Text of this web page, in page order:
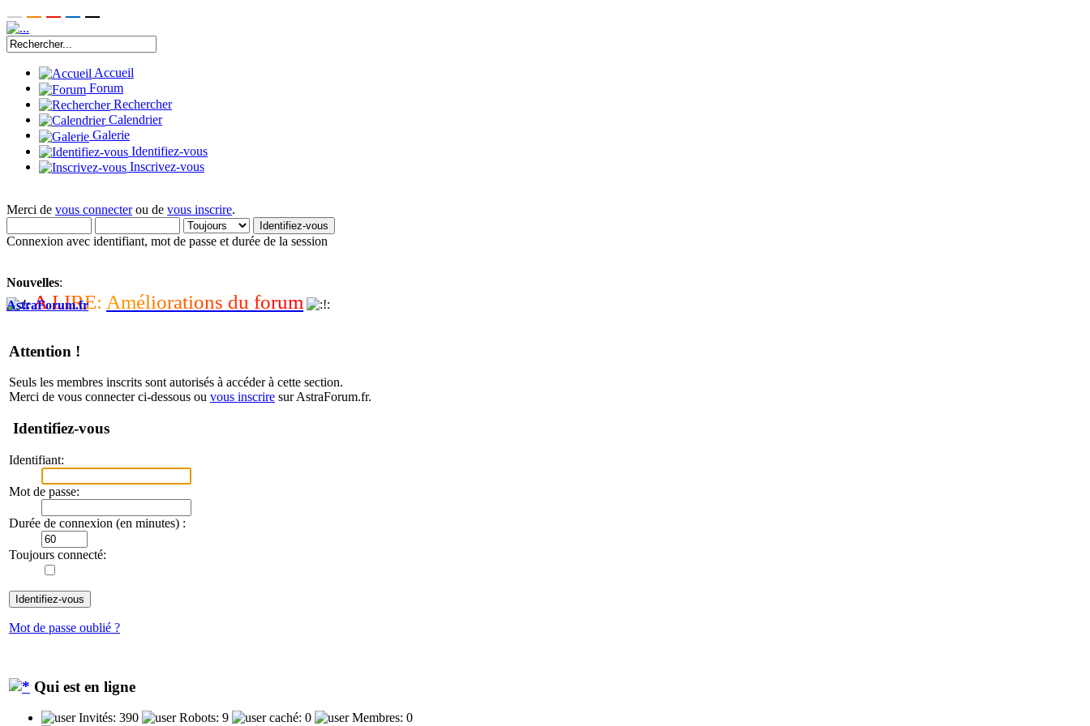
Accueil
Forum
Rechercher
Calendrier
Galerie
Identifiez-vous
Inscrivez-vous
Merci de vous connecterou de vous inscrire.
Connexion avec identifiant, mot de passe et durée de la session
Nouvelles:
A LIRE: Améliorations du forum
AstraForum.fr
Attention !
Seuls les membres inscrits sont autorisés à accéder à cette section.
Merci de vous connecter ci-dessous ou vous inscrire sur AstraForum.fr.
Identifiez-vous
Identifiant:
Mot de passe:
Durée de connexion (en minutes) :
Toujours connecté:
Mot de passe oublié ?
Qui est en ligne
Invités: 390 Robots: 9 caché: 0
Membres: 0